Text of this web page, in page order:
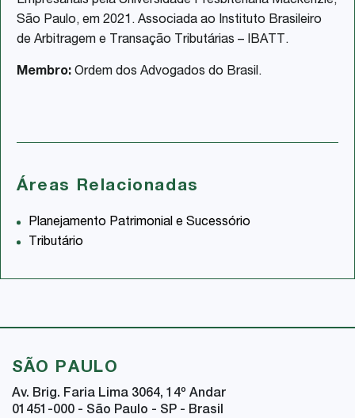
São Paulo, em 2021. Associada ao Instituto Brasileiro
de Arbitragem e Transação Tributárias – IBATT.
Membro: Ordem dos Advogados do Brasil.
Áreas Relacionadas
Planejamento Patrimonial e Sucessório
Tributário
SÃO PAULO
Av. Brig. Faria Lima 3064, 14º Andar
01451-000 - São Paulo - SP - Brasil